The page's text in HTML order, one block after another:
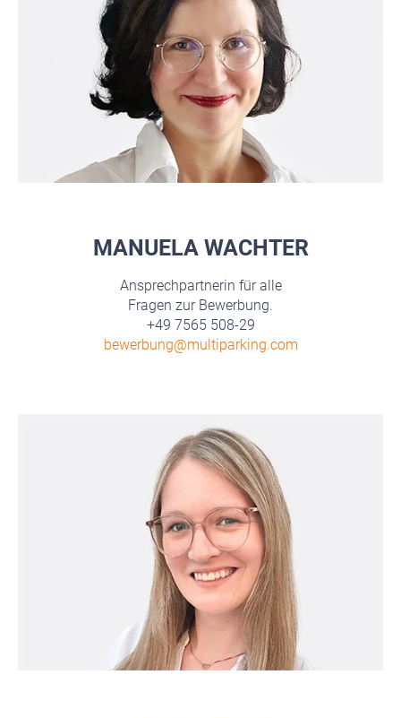
MANUELA WACHTER
Ansprechpartnerin für alle
Fragen zur Bewerbung.
+49 7565 508-29
bewerbung@multiparking.com